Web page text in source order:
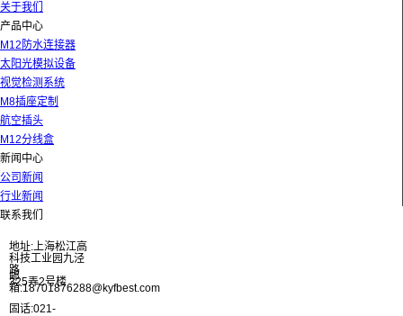
关于我们
产品中心
M12防水连接器
太阳光模拟设备
视觉检测系统
M8插座定制
航空插头
M12分线盒
新闻中心
公司新闻
行业新闻
联系我们
地址:上海松江高
科技工业园九泾
路
325弄2号楼
邮
箱:18701876288@kyfbest.com
固话:021-